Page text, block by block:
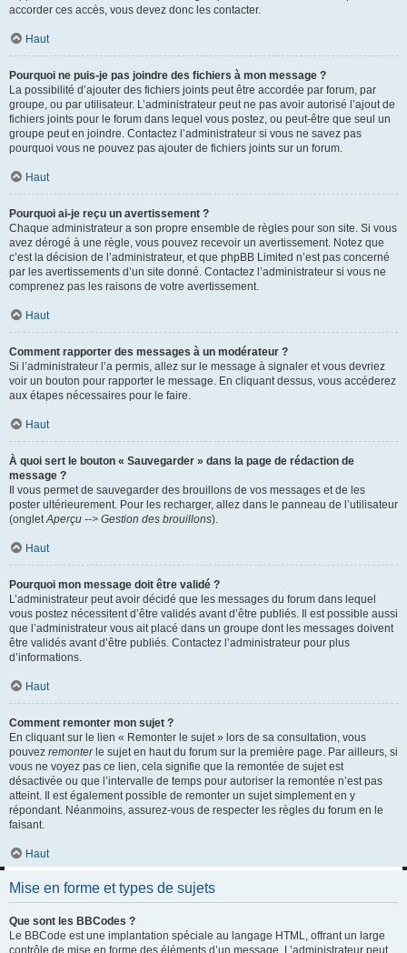
accorder ces accès, vous devez donc les contacter.
Haut
Pourquoi ne puis-je pas joindre des fichiers à mon message ?
La possibilité d’ajouter des fichiers joints peut être accordée par forum, par
groupe, ou par utilisateur. L’administrateur peut ne pas avoir autorisé l’ajout de
fichiers joints pour le forum dans lequel vous postez, ou peut-être que seul un
groupe peut en joindre. Contactez l’administrateur si vous ne savez pas
pourquoi vous ne pouvez pas ajouter de fichiers joints sur un forum.
Haut
Pourquoi ai-je reçu un avertissement ?
Chaque administrateur a son propre ensemble de règles pour son site. Si vous
avez dérogé à une règle, vous pouvez recevoir un avertissement. Notez que
c’est la décision de l’administrateur, et que phpBB Limited n’est pas concerné
par les avertissements d’un site donné. Contactez l’administrateur si vous ne
comprenez pas les raisons de votre avertissement.
Haut
Comment rapporter des messages à un modérateur ?
Si l’administrateur l’a permis, allez sur le message à signaler et vous devriez
voir un bouton pour rapporter le message. En cliquant dessus, vous accéderez
aux étapes nécessaires pour le faire.
Haut
À quoi sert le bouton « Sauvegarder » dans la page de rédaction de
message ?
Il vous permet de sauvegarder des brouillons de vos messages et de les
poster ultérieurement. Pour les recharger, allez dans le panneau de l’utilisateur
(ongletAperçu --> Gestion des brouillons).
Haut
Pourquoi mon message doit être validé ?
L’administrateur peut avoir décidé que les messages du forum dans lequel
vous postez nécessitent d’être validés avant d’être publiés. Il est possible aussi
que l’administrateur vous ait placé dans un groupe dont les messages doivent
être validés avant d’être publiés. Contactez l’administrateur pour plus
d’informations.
Haut
Comment remonter mon sujet ?
En cliquant sur le lien « Remonter le sujet » lors de sa consultation, vous
pouvez remonterle sujet en haut du forum sur la première page. Par ailleurs, si
vous ne voyez pas ce lien, cela signifie que la remontée de sujet est
désactivée ou que l’intervalle de temps pour autoriser la remontée n’est pas
atteint. Il est également possible de remonter un sujet simplement en y
répondant. Néanmoins, assurez-vous de respecter les règles du forum en le
faisant.
Haut
Mise en forme et types de sujets
Que sont les BBCodes ?
Le BBCode est une implantation spéciale au langage HTML, offrant un large
contrôle de mise en forme des éléments d’un message. L’administrateur peut